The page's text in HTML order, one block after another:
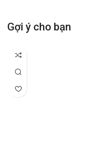
Gợi ý cho bạn